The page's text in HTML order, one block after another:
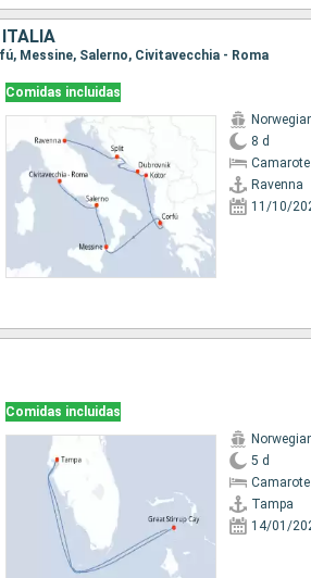
ITALIA
Messine, Salerno, Civitavecchia - Roma
Comidas incluidas
8 d
Ravenna
11/10/
Comidas incluidas
5 d
Tampa
14/01/